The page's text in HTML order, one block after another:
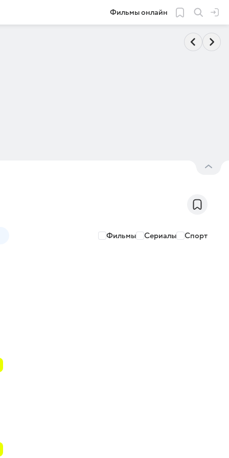
Фильмы онлайн
Фильмы Сериалы Спорт